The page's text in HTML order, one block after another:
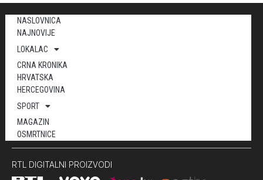
NASLOVNICA
NAJNOVIJE
LOKALAC
CRNA KRONIKA
HRVATSKA
HERCEGOVINA
SPORT
MAGAZIN
OSMRTNICE
RTL DIGITALNI PROIZVODI